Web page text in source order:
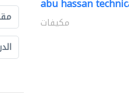
مكيفات